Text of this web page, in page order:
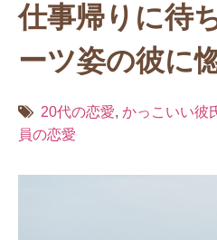
仕事帰りに待
ーツ姿の彼に
20代の恋愛, かっこいい彼
員の恋愛